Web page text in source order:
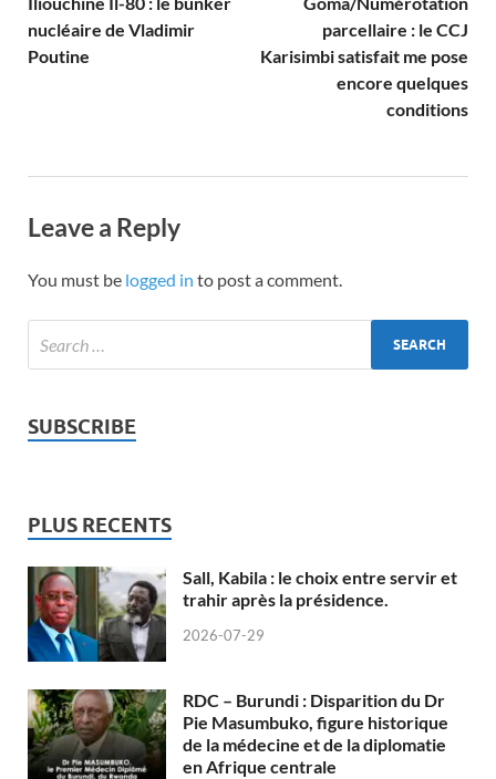
nucléaire de Vladimir
Poutine
parcellaire : le CCJ
Karisimbi satisfait me pose
encore quelques
conditions
Leave a Reply
You must be logged in to post a comment.
SUBSCRIBE
PLUS RECENTS
Sall, Kabila : le choix entre servir et
trahir après la présidence.
2026-07-29
RDC – Burundi : Disparition du Dr
Pie Masumbuko, figure historique
de la médecine et de la diplomatie
en Afrique centrale